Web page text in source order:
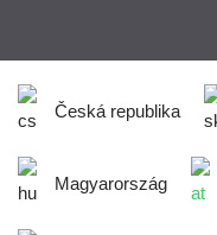
Česká republika
Magyarország